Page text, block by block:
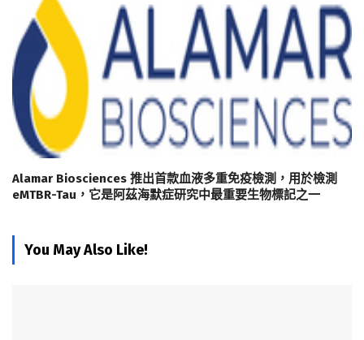
Alamar Biosciences 推出首款血液多重免疫檢測，用於檢測
eMTBR-Tau，它是阿茲海默症研究中最重要生物標記之一
You May Also Like!